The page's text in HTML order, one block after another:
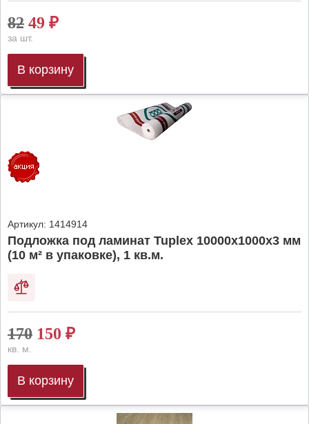
82 49 ₽
за шт.
В корзину
Артикул: 1414914
Подложка под ламинат Tuplex 10000x1000x3 мм
(10 м² в упаковке), 1 кв.м.
170 150 ₽
кв. м.
В корзину